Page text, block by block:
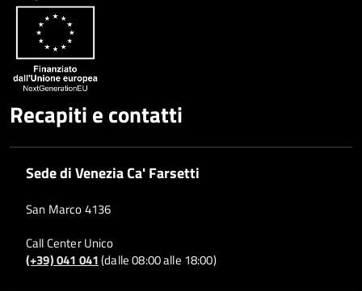
Recapiti e contatti
Sede di Venezia Ca' Farsetti
San Marco 4136
Call Center Unico
(+39) 041 041(dalle 08:00 alle 18:00)